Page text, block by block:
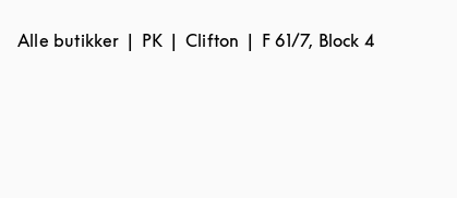
Alle butikker PK Clifton F 61/7, Block 4